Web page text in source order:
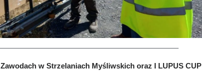
w Strzelaniach Myśliwskich oraz I LUPUS CUP